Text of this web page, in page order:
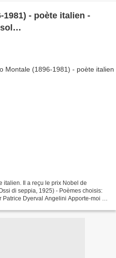
1981) - poète italien -
italien. Il a reçu le prix Nobel de
di seppia, 1925) - Poèmes choisis:
Dyerval Angelini Apporte-moi le